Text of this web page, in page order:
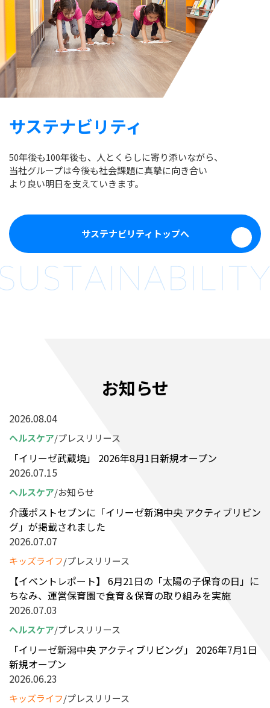
サステナビリティ
50年後も100年後も、人とくらしに寄り添いながら、
当社グループは今後も社会課題に真摯に向き合い
より良い明日を支えていきます。
サステナビリティトップへ
お知らせ
2026.08.04
ヘルスケア プレスリリース
「イリーゼ武蔵境」 2026年8月1日新規オープン
2026.07.15
ヘルスケア お知らせ
介護ポストセブンに「イリーゼ新潟中央 アクティブリビン
グ」が掲載されました
2026.07.07
キッズライフ プレスリリース
【イベントレポート】 6月21日の「太陽の子保育の日」に
ちなみ、運営保育園で食育＆保育の取り組みを実施
2026.07.03
ヘルスケア プレスリリース
「イリーゼ新潟中央 アクティブリビング」 2026年7月1日
新規オープン
2026.06.23
キッズライフ プレスリリース